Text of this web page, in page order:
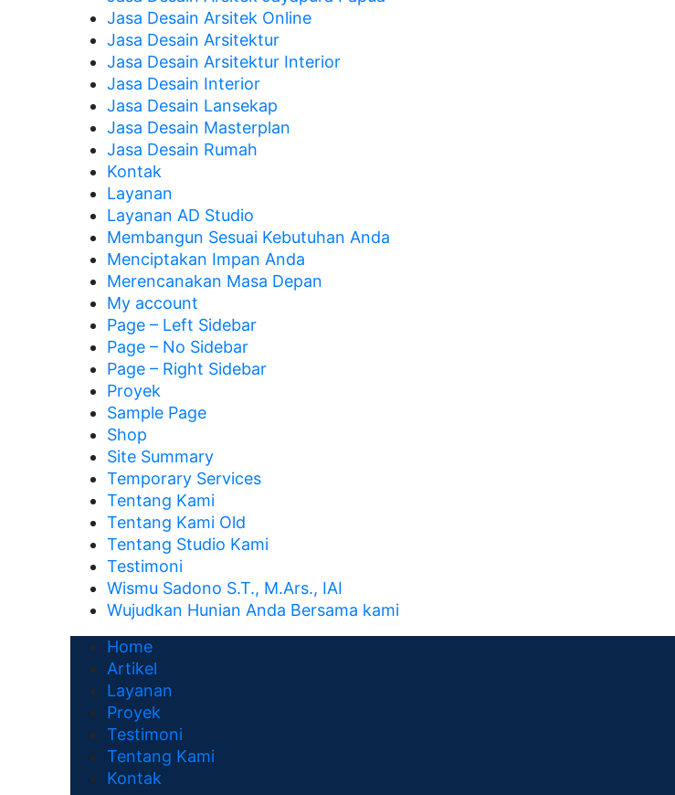
Jasa Desain Arsitek Online
Jasa Desain Arsitektur
Jasa Desain Arsitektur Interior
Jasa Desain Interior
Jasa Desain Lansekap
Jasa Desain Masterplan
Jasa Desain Rumah
Kontak
Layanan
Layanan AD Studio
Membangun Sesuai Kebutuhan Anda
Menciptakan Impan Anda
Merencanakan Masa Depan
My account
Page – Left Sidebar
Page – No Sidebar
Page – Right Sidebar
Proyek
Sample Page
Shop
Site Summary
Temporary Services
Tentang Kami
Tentang Kami Old
Tentang Studio Kami
Testimoni
Wismu Sadono S.T., M.Ars., IAI
Wujudkan Hunian Anda Bersama kami
Home
Artikel
Layanan
Proyek
Testimoni
Tentang Kami
Kontak